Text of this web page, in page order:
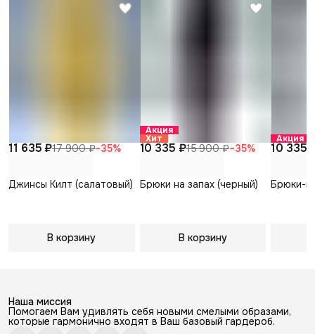
11 635 ₽17 900 ₽−35%
Джинсы Килт (салатовый)
В корзину
Акция
Хит
10 335 ₽15 900 ₽−35%
Брюки на запах (черный)
В корзину
Акция
10 335
Брюки-
Наша миссия
Помогаем Вам удивлять себя новыми смелыми образами,
которые гармонично входят в Ваш базовый гардероб.